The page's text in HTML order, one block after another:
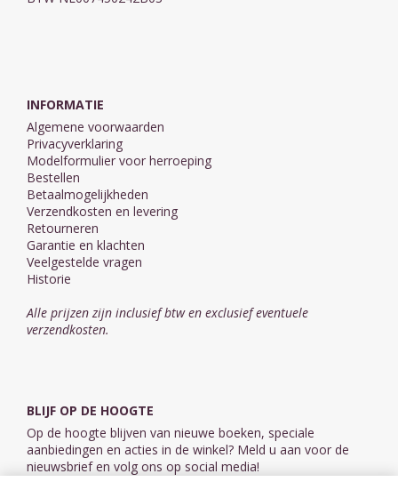
INFORMATIE
Algemene voorwaarden
Privacyverklaring
Modelformulier voor herroeping
Bestellen
Betaalmogelijkheden
Verzendkosten en levering
Retourneren
Garantie en klachten
Veelgestelde vragen
Historie
Alle prijzen zijn inclusief btw en exclusief eventuele
verzendkosten.
BLIJF OP DE HOOGTE
Op de hoogte blijven van nieuwe boeken, speciale
aanbiedingen en acties in de winkel? Meld u aan voor de
nieuwsbrief en volg ons op social media!